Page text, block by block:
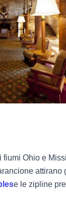
Ohio e
attirano
e le zipline